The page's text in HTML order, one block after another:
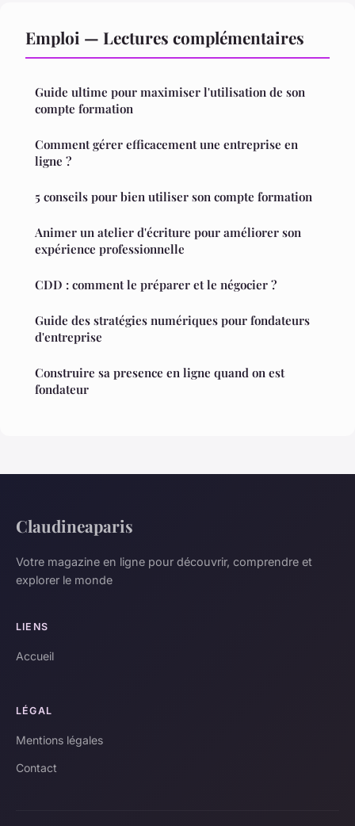
Emploi — Lectures complémentaires
Guide ultime pour maximiser l'utilisation de son
compte formation
Comment gérer efficacement une entreprise en
ligne ?
5 conseils pour bien utiliser son compte formation
Animer un atelier d'écriture pour améliorer son
expérience professionnelle
CDD : comment le préparer et le négocier ?
Guide des stratégies numériques pour fondateurs
d'entreprise
Construire sa presence en ligne quand on est
fondateur
Claudineaparis
Votre magazine en ligne pour découvrir, comprendre et
explorer le monde
LIENS
Accueil
LÉGAL
Mentions légales
Contact